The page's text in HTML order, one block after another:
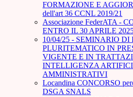
FORMAZIONE E
dell'art 36 CCNL 2019/21
Associazione FederATA -
ENTRO IL 30 APRILE
10/04/25 - SEMINARIO
PLURITEMATICO IN
VIGENTE E IN
INTELLIGENZA
AMMINISTRATIVI
Locandina CONCORSO
DSGA SNALS